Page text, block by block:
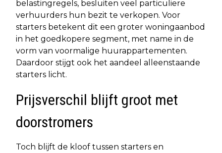
belastingregels, besluiten veel particuliere
verhuurders hun bezit te verkopen. Voor
starters betekent dit een groter woningaanbod
in het goedkopere segment, met name in de
vorm van voormalige huurappartementen.
Daardoor stijgt ook het aandeel alleenstaande
starters licht.
Prijsverschil blijft groot met
doorstromers
Toch blijft de kloof tussen starters en